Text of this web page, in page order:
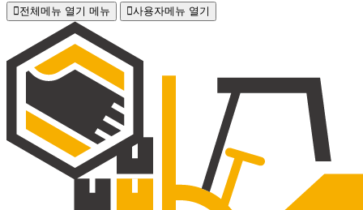
전체메뉴 열기 메뉴 사용자메뉴 열기